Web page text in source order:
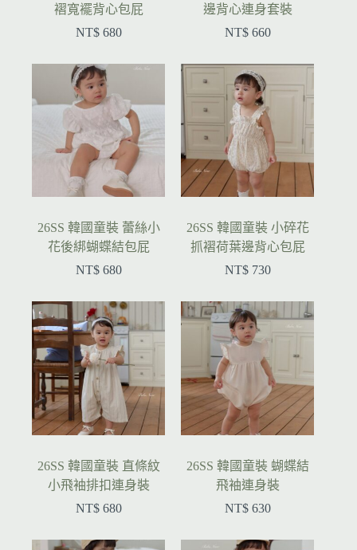
褶寬襬背心包屁
NT$ 680
邊背心連身套裝
NT$ 660
26SS 韓國童裝 蕾絲小
花後綁蝴蝶結包屁
NT$ 680
26SS 韓國童裝 小碎花
抓褶荷葉邊背心包屁
NT$ 730
26SS 韓國童裝 直條紋
小飛袖排扣連身裝
NT$ 680
26SS 韓國童裝 蝴蝶結
飛袖連身裝
NT$ 630